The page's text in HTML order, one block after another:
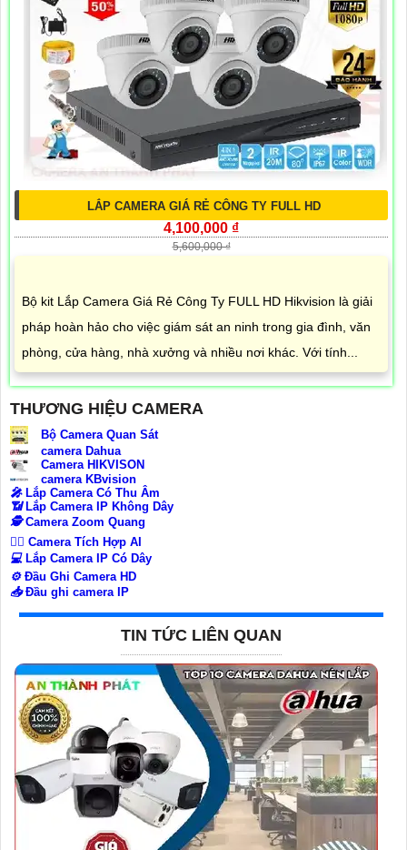
LẮP CAMERA GIÁ RẺ CÔNG TY FULL HD
4,100,000 ₫
5,600,000 ₫
Bộ kit Lắp Camera Giá Rẻ Công Ty FULL HD Hikvision là giải
pháp hoàn hảo cho việc giám sát an ninh trong gia đình, văn
phòng, cửa hàng, nhà xưởng và nhiều nơi khác. Với tính...
THƯƠNG HIỆU CAMERA
Bộ Camera Quan Sát
camera Dahua
Camera HIKVISON
camera KBvision
️🎤️ Lắp Camera Có Thu Âm
📶Lắp Camera IP Không Dây
🕵️Camera Zoom Quang
🧛‍♀️ Camera Tích Hợp AI
💻Lắp Camera IP Có Dây
⚙️Đầu Ghi Camera HD
📥Đầu ghi camera IP
TIN TỨC LIÊN QUAN